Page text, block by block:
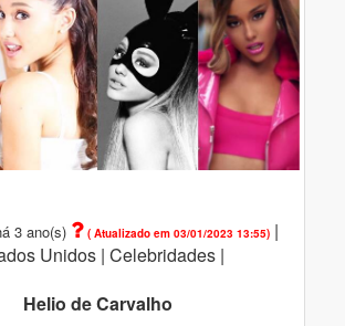
3 ano(s) ( Atualizado em 03/01/2023 13:55)|
Unidos | Celebridades |
Helio de Carvalho